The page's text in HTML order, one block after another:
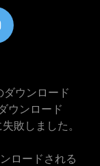
ウンロード
ウンロード
敗しました。
ロードされる